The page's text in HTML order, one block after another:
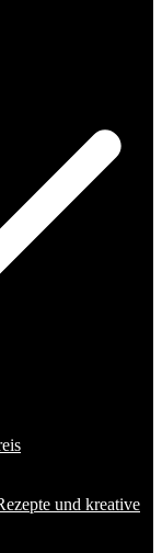
und kreative